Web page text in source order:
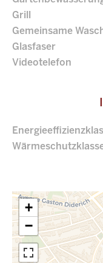
Grill
Gemeinsame
Glasfaser
Videotelefon
+
−